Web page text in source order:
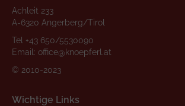
Achleit 233
A-6320 Angerberg/Tirol
Tel +43 650/5530090
Email: office@knoepferl.at
© 2010-2023
Wichtige Links